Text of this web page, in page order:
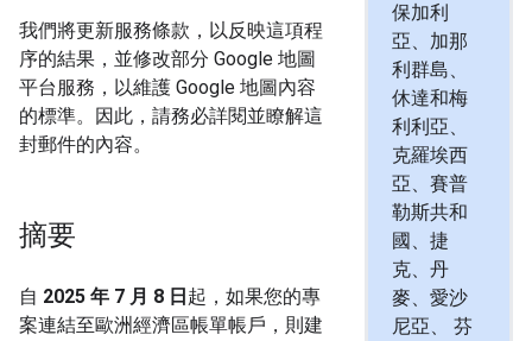
保加利
亞、加那
利群島、
休達和梅
利利亞、
克羅埃西
亞、賽普
勒斯共和
國、捷
克、丹
麥、愛沙
尼亞、 芬
我們將更新服務條款，以反映這項程
序的結果，並修改部分 Google 地圖
平台服務，以維護 Google 地圖內容
的標準。因此，請務必詳閱並瞭解這
封郵件的內容。
摘要
自 2025 年 7 月 8 日起，如果您的專
案連結至歐洲經濟區帳單帳戶，則建